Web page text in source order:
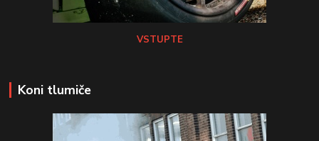
VSTUPTE
Koni tlumiče